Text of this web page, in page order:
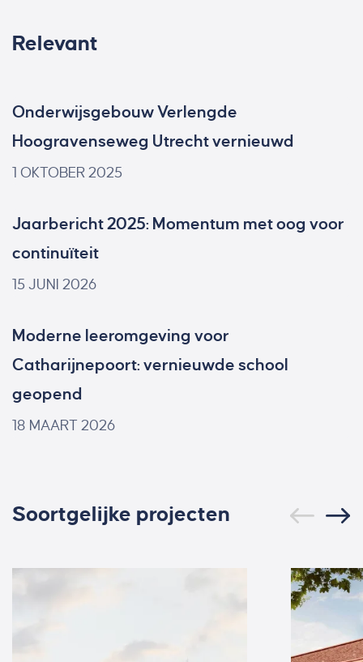
Relevant
Onderwijsgebouw Verlengde
Hoogravenseweg Utrecht vernieuwd
1 OKTOBER 2025
Jaarbericht 2025: Momentum met oog voor
continuïteit
15 JUNI 2026
Moderne leeromgeving voor
Catharijnepoort: vernieuwde school
geopend
18 MAART 2026
Soortgelijke projecten